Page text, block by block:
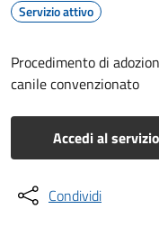
Servizio attivo
Procedimento di
canile convenzionato
Accedi al servizio
Condividi